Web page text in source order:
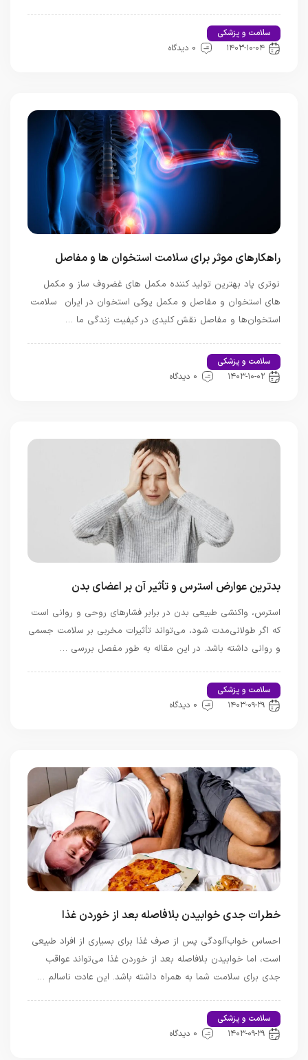
سلامت و پزشکی
۱۴۰۳-۱۰-۰۴
0 دیدگاه
راهکارهای موثر برای سلامت استخوان ها و مفاصل
نوتری پاد بهترین تولید کننده مکمل های غضروف ساز و مکمل
های استخوان و مفاصل و مکمل پوکی استخوان در ایران سلامت
استخوان‌ها و مفاصل نقش کلیدی در کیفیت زندگی ما …
سلامت و پزشکی
۱۴۰۳-۱۰-۰۲
0 دیدگاه
بدترین عوارض استرس و تأثیر آن بر اعضای بدن
استرس، واکنشی طبیعی بدن در برابر فشارهای روحی و روانی است
که اگر طولانی‌مدت شود، می‌تواند تأثیرات مخربی بر سلامت جسمی
و روانی داشته باشد. در این مقاله به طور مفصل بررسی …
سلامت و پزشکی
۱۴۰۳-۰۹-۲۹
0 دیدگاه
خطرات جدی خوابیدن بلافاصله بعد از خوردن غذا
احساس خواب‌آلودگی پس از صرف غذا برای بسیاری از افراد طبیعی
است، اما خوابیدن بلافاصله بعد از خوردن غذا می‌تواند عواقب
جدی برای سلامت شما به همراه داشته باشد. این عادت ناسالم …
سلامت و پزشکی
۱۴۰۳-۰۹-۲۹
0 دیدگاه